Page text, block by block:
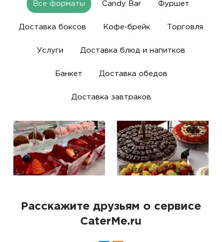
Все форматы Candy Bar Фуршет
Доставка боксов Кофе-брейк Торговля
Услуги Доставка блюд и напитков
Банкет Доставка обедов
Доставка завтраков
Расскажите друзьям о сервисе
CaterMe.ru